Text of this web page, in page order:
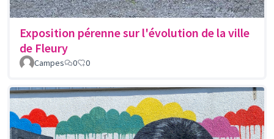
Exposition pérenne sur l'évolution de la ville
de Fleury
Campes 0 0